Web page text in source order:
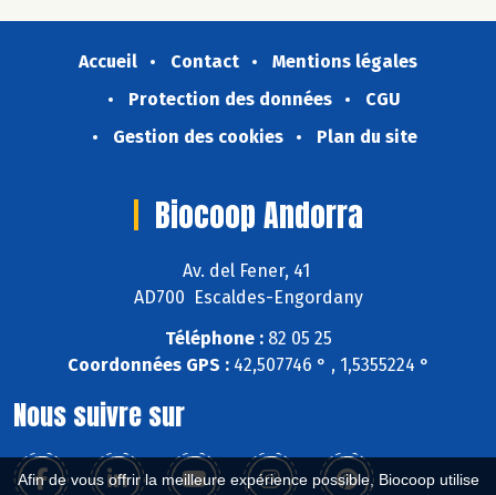
Afin de vous offrir la meilleure expérience possible, Biocoop utilise
Accueil Contact
Mentions légales
Protection des données
CGU
Gestion des cookies
Plan du site
Biocoop Andorra
Av. del Fener, 41
AD700 Escaldes-Engordany
Téléphone :82 05 25
Coordonnées GPS :42,507746 ° , 1,5355224 °
Nous suivre sur